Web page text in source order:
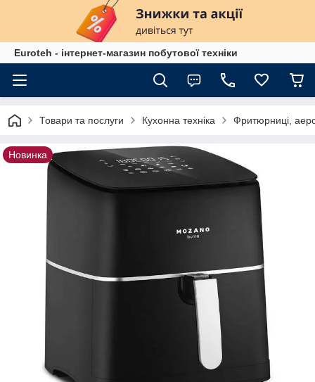
Euroteh - інтернет-магазин побутової техніки
Товари та послуги Кухонна техніка Фритюрниці,
Новинка